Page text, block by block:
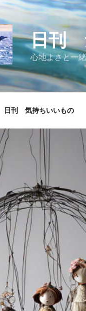
日刊
心地よさと一
日刊 気持ちいいもの